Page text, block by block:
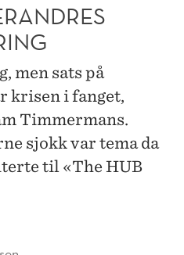
men sats på
krisen i fanget,
Timmermans.
sjokk var tema da
til «The HUB